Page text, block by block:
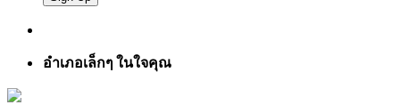
อำเภอเล็กๆ ในใจคุณ